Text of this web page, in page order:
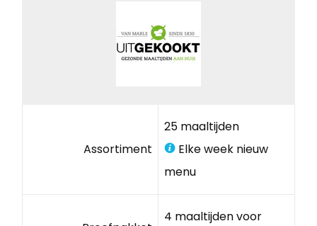
Assortiment
25 maaltijden
Elke week nieuw
menu
4 maaltijden voor